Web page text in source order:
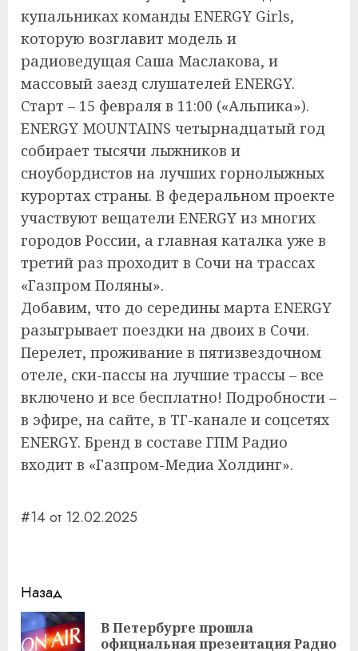
купальниках команды ENERGY Girls,
которую возглавит модель и
радиоведущая Саша Маслакова, и
массовый заезд слушателей ENERGY.
Старт – 15 февраля в 11:00 («Альпика»).
ENERGY MOUNTAINS четырнадцатый год
собирает тысячи лыжников и
сноубордистов на лучших горнолыжных
курортах страны. В федеральном проекте
участвуют вещатели ENERGY из многих
городов России, а главная каталка уже в
третий раз проходит в Сочи на трассах
«Газпром Поляны».
Добавим, что до середины марта ENERGY
разыгрывает поездки на двоих в Сочи.
Перелет, проживание в пятизвездочном
отеле, ски-пассы на лучшие трассы – все
включено и все бесплатно! Подробности –
в эфире, на сайте, в ТГ-канале и соцсетях
ENERGY. Бренд в составе ГПМ Радио
входит в «Газпром-Медиа Холдинг».
#14 от 12.02.2025
Навигация
записи
Назад
В Петербурге прошла
официальная презентация Радио